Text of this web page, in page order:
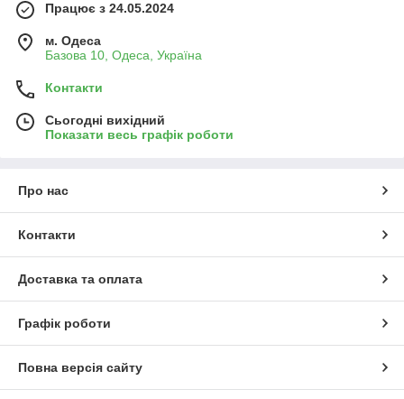
Працює з 24.05.2024
м. Одеса
Базова 10, Одеса, Україна
Контакти
Сьогодні вихідний
Показати весь графік роботи
Про нас
Контакти
Доставка та оплата
Графік роботи
Повна версія сайту